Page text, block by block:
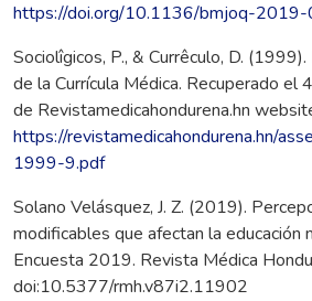
https://doi.org/10.1136/bmjoq-
Sociolîgicos, P., & Currêculo, D.
de la Currícula Médica. Recuperado el
de Revistamedicahondurena.hn
https://revistamedicahondurena.hn/
1999-9.pdf
Solano Velásquez, J. Z. (2019).
modificables que afectan la educación
Encuesta 2019. Revista Médica
doi:10.5377/rmh.v87i2.11902